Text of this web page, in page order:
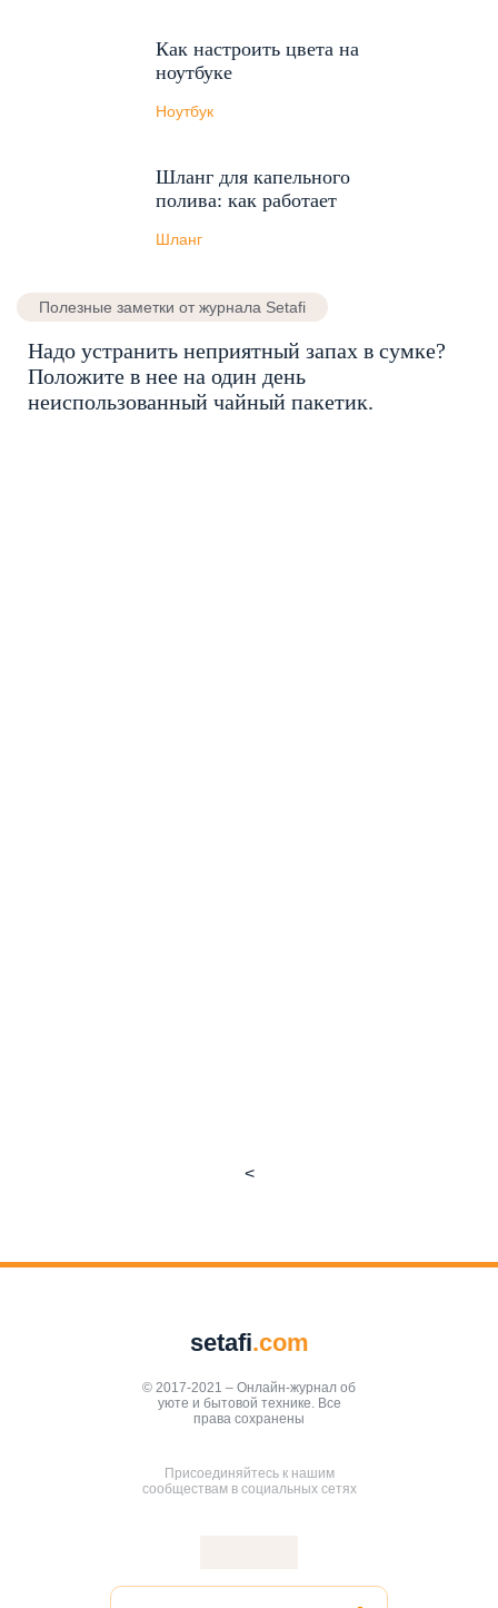
Как настроить цвета на
ноутбуке
Ноутбук
Шланг для капельного
полива: как работает
Шланг
Полезные заметки от журнала Setafi
<
setafi.com
© 2017-2021 – Онлайн-журнал об
уюте и бытовой технике. Все
права сохранены
Присоединяйтесь к нашим
сообществам в социальных сетях